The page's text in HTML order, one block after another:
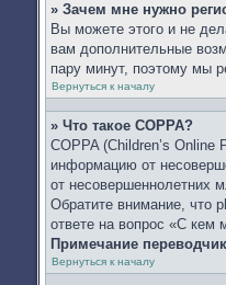
» Зачем мне нужно
Вы можете этого и не
вам дополнительные
пару минут, поэтому мы
Вернуться к началу
» Что такое COPPA?
COPPA (Children’s
информацию от
от несовершеннолетних
Обратите внимание, что
ответе на вопрос «С кем
Примечание
Вернуться к началу